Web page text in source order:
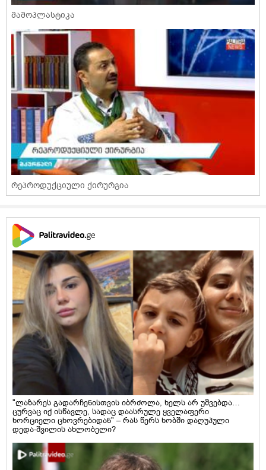
მამოპლასტიკა
რეპროდუქციული ქირურგია
"ლაზარეს გადარჩენისთვის იბრძოლა, ხელს არ უშვებდა…
ცურვაც იქ ისწავლე, სადაც დაასრულე ყველაფერი
ხორციელი ცხოვრებიდან" – რას წერს ხობში დაღუპული
დედა-შვილის ახლობელი?